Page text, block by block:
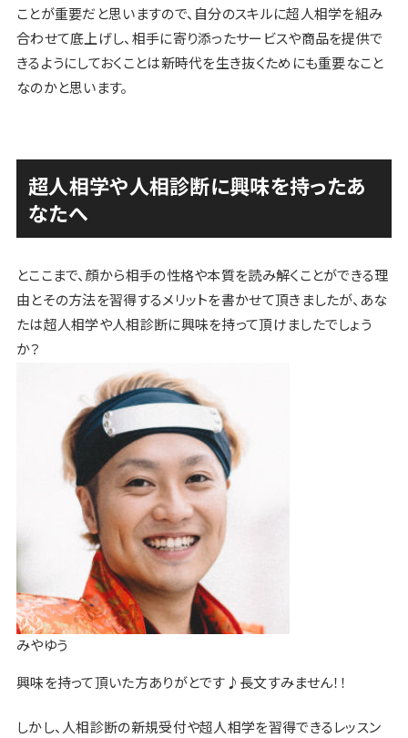
ことが重要だと思いますので、自分のスキルに超人相学を組み
合わせて底上げし、相手に寄り添ったサービスや商品を提供で
きるようにしておくことは新時代を生き抜くためにも重要なこと
なのかと思います。
超人相学や人相診断に興味を持ったあ
なたへ
とここまで、顔から相手の性格や本質を読み解くことができる理
由とその方法を習得するメリットを書かせて頂きましたが、あな
たは超人相学や人相診断に興味を持って頂けましたでしょう
か？
みやゆう
興味を持って頂いた方ありがとです♪長文すみません！！
しかし、人相診断の新規受付や超人相学を習得できるレッスン